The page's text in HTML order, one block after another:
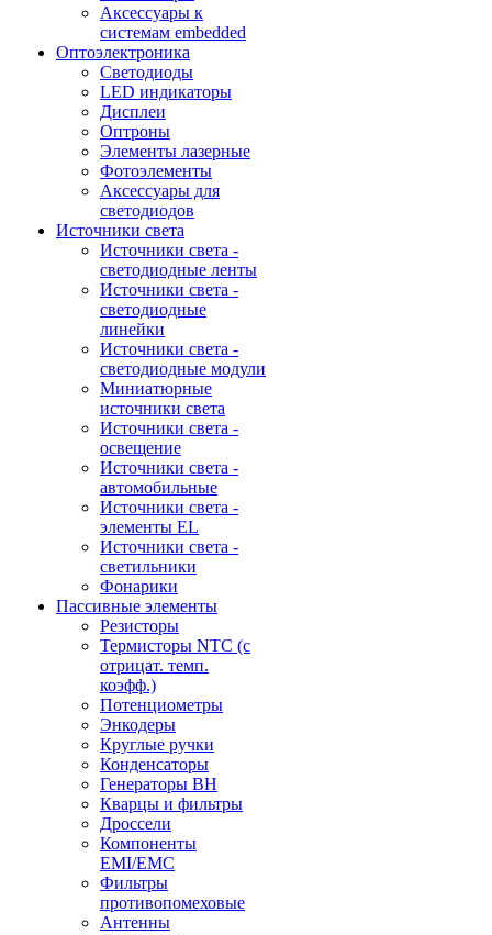
Аксессуары к
системам embedded
Oптоэлектроника
Светодиоды
LED индикаторы
Дисплеи
Оптроны
Элементы лазерные
Фотоэлементы
Аксессуары для
светодиодов
Источники света
Источники света -
светодиодные ленты
Источники света -
светодиодные
линейки
Источники света -
светодиодные модули
Миниатюрные
источники света
Источники света -
освещение
Источники света -
автомобильные
Источники света -
элементы EL
Источники света -
светильники
Фонарики
Пассивные элементы
Резисторы
Термисторы NTC (с
отрицат. темп.
коэфф.)
Потенциометры
Энкодеры
Круглые ручки
Конденсаторы
Генераторы ВН
Кварцы и фильтры
Дроссели
Компоненты
EMI/EMC
Фильтры
противопомеховые
Антенны